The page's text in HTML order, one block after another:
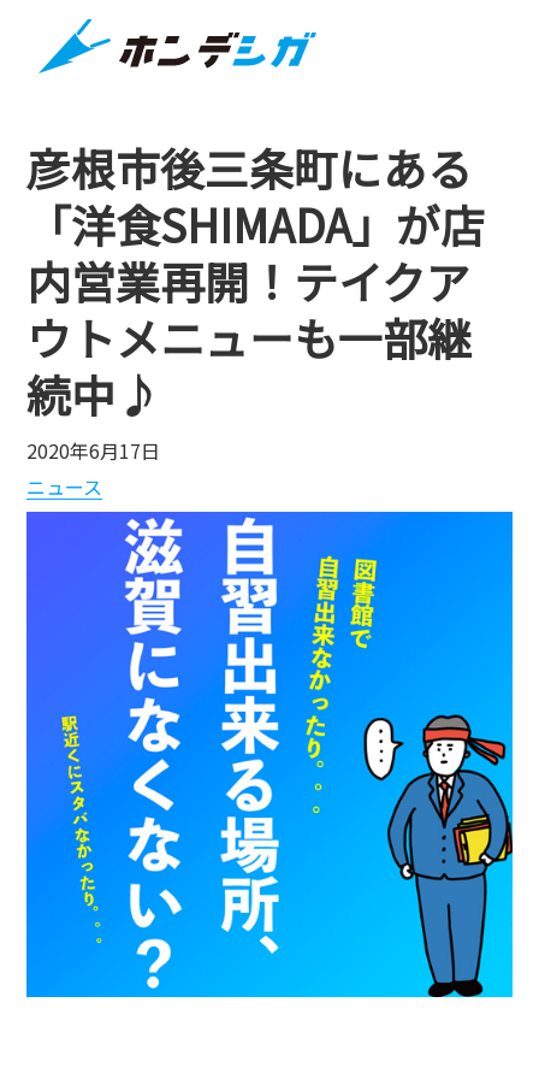
彦根市後三条町にある
「洋食SHIMADA」が店
内営業再開！テイクア
ウトメニューも一部継
続中♪
2020年6月17日
ニュース